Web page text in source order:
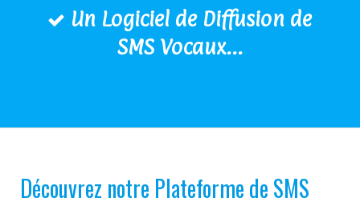
Un Logiciel de Diffusion de
SMS Vocaux...
Découvrez notre Plateforme de SMS